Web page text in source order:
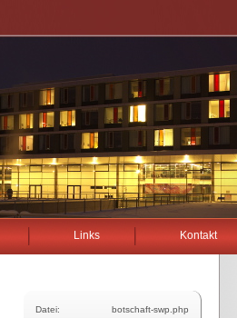
Links Kontakt
Datei:
botschaft-swp.php